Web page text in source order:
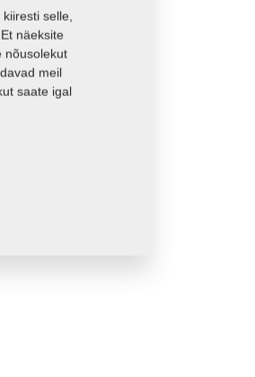
selle,
näeksite
nõusolekut
meil
saate igal